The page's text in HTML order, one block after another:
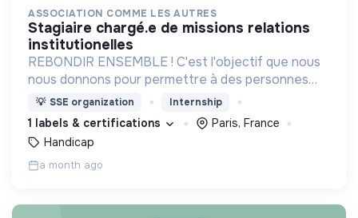
ASSOCIATION COMME LES AUTRES
stagiaire chargé.e de missions relations
institutionelles
REBONDIR ENSEMBLE ! C'est l'objectif que nous
nous donnons pour permettre à des personnes
devenues handicapées moteur de se reconstruire
et de retrouver une vie épanouie !
💡 SSE organization Internship
1 labels & certifications
Paris, France
Handicap
a month ago